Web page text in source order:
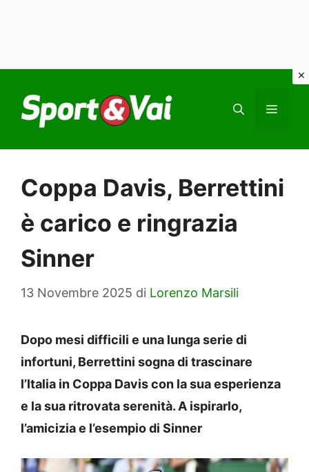
contenuto
Coppa Davis, Berrettini
è carico e ringrazia
Sinner
13 Novembre 2025 di Lorenzo Marsili
Dopo mesi difficili e una lunga serie di
infortuni, Berrettini sogna di trascinare
l’Italia in Coppa Davis con la sua esperienza
e la sua ritrovata serenità. A ispirarlo,
l’amicizia e l’esempio di Sinner